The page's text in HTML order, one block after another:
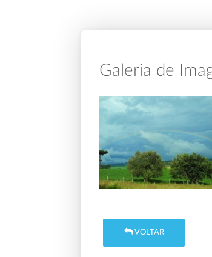
Galeria de
VOLTAR